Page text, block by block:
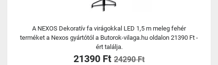
A NEXOS Dekoratív fa virágokkal LED 1,5 m meleg fehér
terméket a Nexos gyártótól a Butorok-vilaga.hu oldalon 21390 Ft -
ért találja.
21390 Ft 24290 Ft